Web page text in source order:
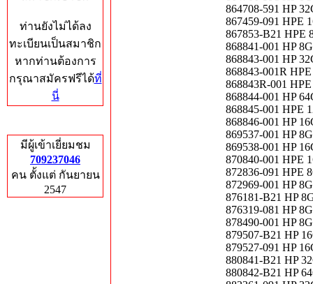
ท่านยังไม่ได้ลง
ทะเบียนเป็นสมาชิก
หากท่านต้องการ
กรุณาสมัครฟรีได้ที่
นี่
มีผู้เข้าเยี่ยมชม
709237046
คน ตั้งแต่ กันยายน
2547
864708-591 HP
867459-091 HPE
867853-B21 HPE
868841-001 HP
868843-001 HP
868843-001R
868843R-001
868844-001 HP
868845-001 HPE
868846-001 HP
869537-001 HP
869538-001 HP
870840-001 HPE
872836-091 HPE
872969-001 HP
876181-B21 HP
876319-081 HP
878490-001 HP
879507-B21 HP
879527-091 HP
880841-B21 HP
880842-B21 HP